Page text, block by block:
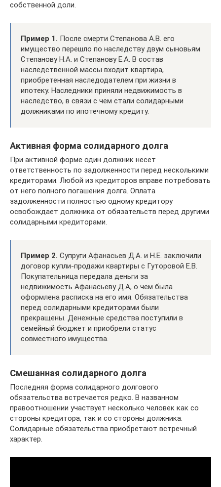
собственной доли.
Пример 1. После смерти Степанова А.В. его
имущество перешло по наследству двум сыновьям
Степанову Н.А. и Степанову Е.А. В состав
наследственной массы входит квартира,
приобретенная наследодателем при жизни в
ипотеку. Наследники приняли недвижимость в
наследство, в связи с чем стали солидарными
должниками по ипотечному кредиту.
Активная форма солидарного долга
При активной форме один должник несет
ответственность по задолженности перед несколькими
кредиторами. Любой из кредиторов вправе потребовать
от него полного погашения долга. Оплата
задолженности полностью одному кредитору
освобождает должника от обязательств перед другими
солидарными кредиторами.
Пример 2. Супруги Афанасьев Д.А. и Н.Е. заключили
договор купли-продажи квартиры с Гуторовой Е.В.
Покупательница передала деньги за
недвижимость Афанасьеву Д.А, о чем была
оформлена расписка на его имя. Обязательства
перед солидарными кредиторами были
прекращены. Денежные средства поступили в
семейный бюджет и приобрели статус
совместного имущества.
Смешанная солидарного долга
Последняя форма солидарного долгового
обязательства встречается редко. В названном
правоотношении участвует несколько человек как со
стороны кредитора, так и со стороны должника.
Солидарные обязательства приобретают встречный
характер.